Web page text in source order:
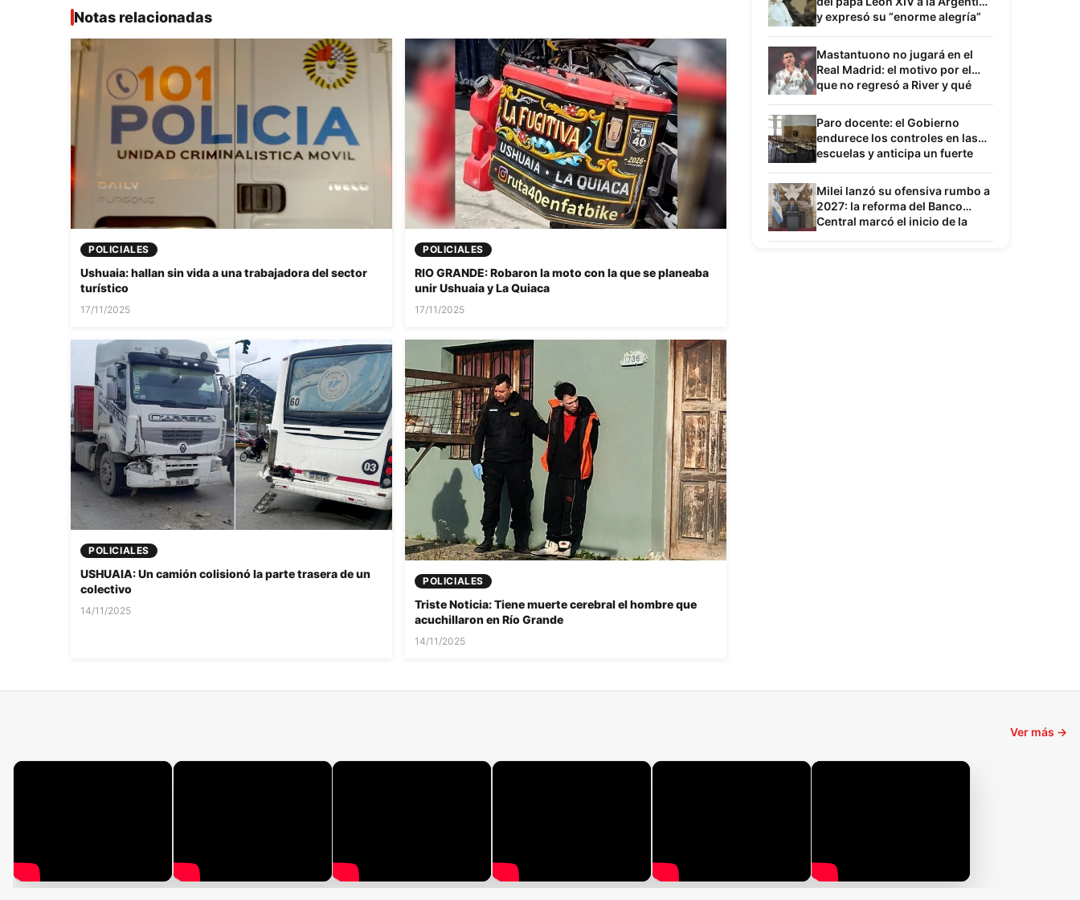
Notas relacionadas
POLICIALES
Ushuaia: hallan sin vida a una trabajadora del sector
turístico
17/11/2025
POLICIALES
RIO GRANDE: Robaron la moto con la que se planeaba
unir Ushuaia y La Quiaca
17/11/2025
POLICIALES
USHUAIA: Un camión colisionó la parte trasera de un
colectivo
14/11/2025
POLICIALES
Triste Noticia: Tiene muerte cerebral el hombre que
acuchillaron en Río Grande
14/11/2025
y expresó su “enorme alegría”
Mastantuono no jugará en el
Real Madrid: el motivo por el
que no regresó a River y qué
próximo destino
Paro docente: el Gobierno
endurece los controles en las
escuelas y anticipa un fuerte
Milei lanzó su ofensiva rumbo a
2027: la reforma del Banco
Central marcó el inicio de la
Ver más →